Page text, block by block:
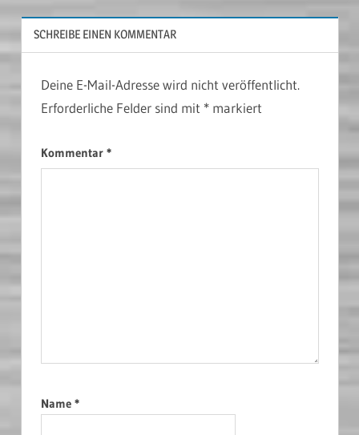
SCHREIBE EINEN KOMMENTAR
Deine E-Mail-Adresse wird nicht veröffentlicht.
Erforderliche Felder sind mit *markiert
Kommentar *
Name *